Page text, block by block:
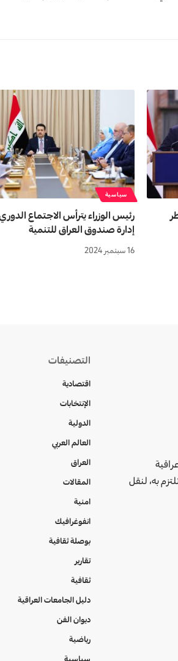
سياسية
رئيس الوزراء يترأس الاجتماع
إدارة صندوق العراق للتنمية
16 سبتمبر 2024
به، لنقل
التصنيفات
اقتصادية
الإنتخابات
الدولية
العالم العربي
العراق
المقالات
امنية
انفوغرافيك
بوصلة ثقافية
تقارير
ثقافية
دليل الجامعات العراقية
ديوان الفن
رياضية